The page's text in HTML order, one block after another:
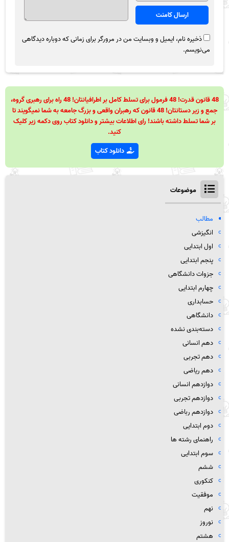
ذخیره نام، ایمیل و وبسایت من در مرورگر برای زمانی که دوباره دیدگاهی
می‌نویسم.
48 قانون قدرت! 48 فرمول برای تسلط کامل بر اطرافیانتان! 48 راه برای رهبری گروه،
جمع و زیر دستانتان! 48 قانون که رهبران واقعی و بزرگ جامعه به شما نمیگویند تا
بر شما تسلط داشته باشند! رای اطلاعات بیشتر و دانلود کتاب روی دکمه زیر کلیک
کنید.
دانلود کتاب
موضوعات
مطالب
انگیزشی
اول ابتدایی
پنجم ابتدایی
جزوات دانشگاهی
چهارم ابتدایی
حسابداری
دانشگاهی
دسته‌بندی نشده
دهم انسانی
دهم تجربی
دهم ریاضی
دوازدهم انسانی
دوازدهم تجربی
دوازدهم رباضی
دوم ابتدایی
راهنمای رشته ها
سوم ابتدایی
ششم
کنکوری
موفقیت
نهم
نوروز
هشتم